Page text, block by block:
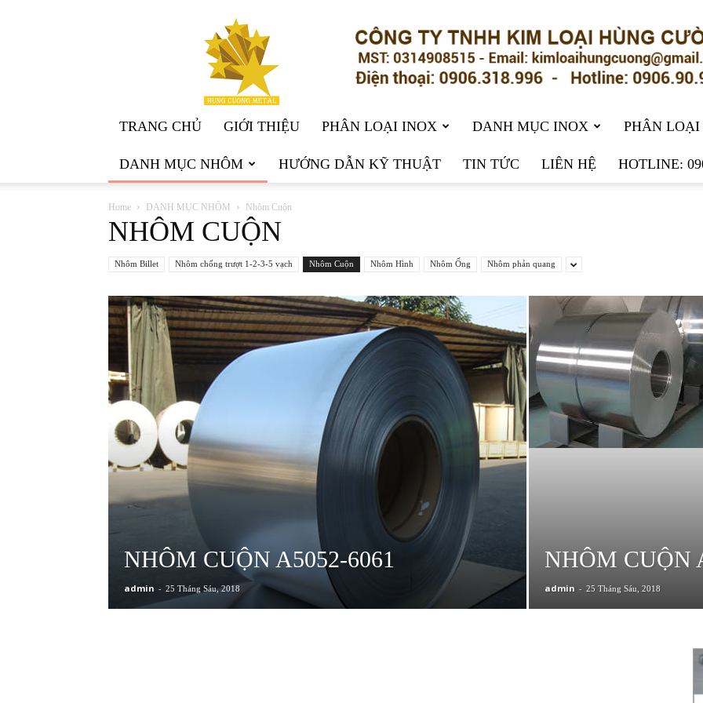
TRANG CHỦ GIỚI THIỆU PHÂN LOẠI INOX DANH MỤC INOX PHÂN
DANH MỤC NHÔM HƯỚNG DẪN KỸ THUẬT TIN TỨC LIÊN HỆ HOTLINE:
Home DANH MỤC NHÔM Nhôm Cuộn
NHÔM CUỘN
Nhôm Billet Nhôm chống trượt 1-2-3-5 vạch Nhôm Cuộn Nhôm Hình Nhôm Ống Nhôm phản quang
NHÔM CUỘN A5052-6061
admin - 25 Tháng Sáu, 2018
NHÔM CUỘN
admin - 25 Tháng Sáu, 2018